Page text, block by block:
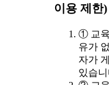
이용 제한)
① 교육
유가
자가
있습